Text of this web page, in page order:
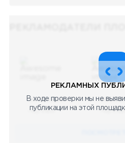
08.05.2023
Научный
РЕКЛАМНЫХ
В ходе проверки мы не
публикации на этой